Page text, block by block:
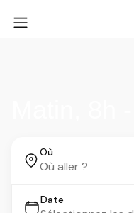
Où
Date